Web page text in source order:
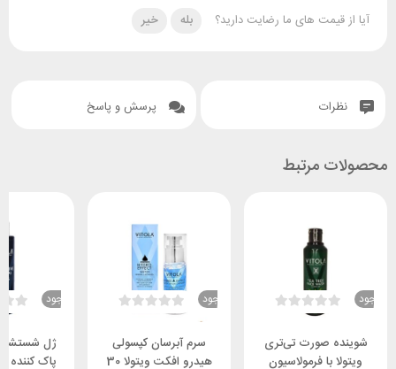
آیا از قیمت های ما رضایت دارید؟ بله خیر
نظرات پرسش و پاسخ
محصولات مرتبط
ناموجود
شوینده صورت تی‌تری
ویتولا با فرمولاسیون
ناموجود
سرم آبرسان کپسولی
هیدرو افکت ویتولا 30
ناموجود
ژل
پاک کننده